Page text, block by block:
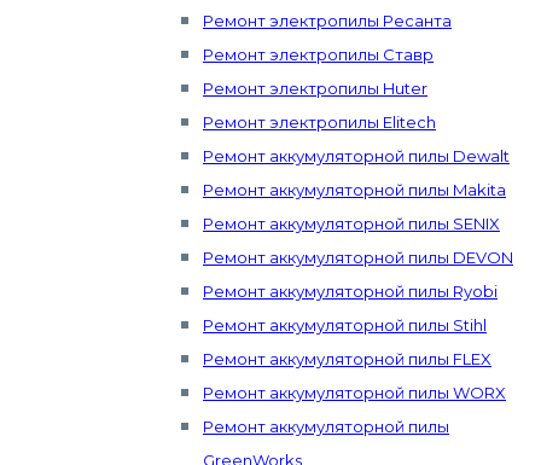
Ремонт электропилы Ресанта
Ремонт электропилы Ставр
Ремонт электропилы Huter
Ремонт электропилы Elitech
Ремонт аккумуляторной пилы Dewalt
Ремонт аккумуляторной пилы Makita
Ремонт аккумуляторной пилы SENIX
Ремонт аккумуляторной пилы DEVON
Ремонт аккумуляторной пилы Ryobi
Ремонт аккумуляторной пилы Stihl
Ремонт аккумуляторной пилы FLEX
Ремонт аккумуляторной пилы WORX
Ремонт аккумуляторной пилы
GreenWorks